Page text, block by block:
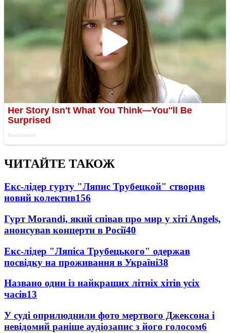
ЧИТАЙТЕ ТАКОЖ
Екс-лідер гурту "Ляпис Трубецкой" створив
новий колектив156
Гурт Morandi, який співав про мир у хіті Angels,
анонсував концерти в Росії40
Екс-лідер "Ляпіса Трубецького" одержав
посвідку на проживання в Україні38
Названо один із найкращих літніх хітів усіх
часів13
У суді оприлюднили фото мертвого Джексона і
невідомий раніше аудіозапис з його голосом6